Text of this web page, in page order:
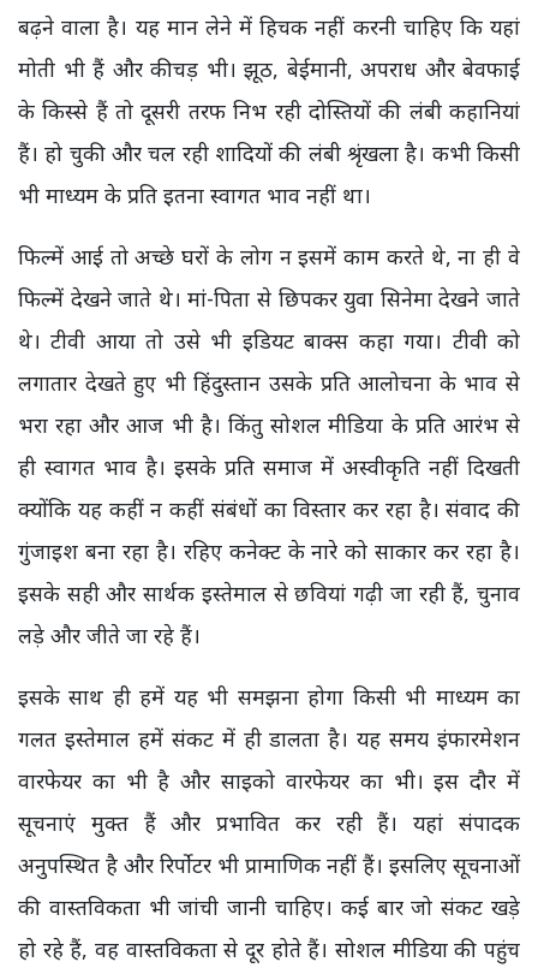
बढ़ने वाला है। यह मान लेने में हिचक नहीं करनी चाहिए कि यहां
मोती भी हैं और कीचड़ भी। झूठ, बेईमानी, अपराध और बेवफाई
के किस्से हैं तो दूसरी तरफ निभ रही दोस्तियों की लंबी कहानियां
हैं। हो चुकी और चल रही शादियों की लंबी श्रृंखला है। कभी किसी
भी माध्यम के प्रति इतना स्वागत भाव नहीं था।
फिल्में आई तो अच्छे घरों के लोग न इसमें काम करते थे, ना ही वे
फिल्में देखने जाते थे। मां-पिता से छिपकर युवा सिनेमा देखने जाते
थे। टीवी आया तो उसे भी इडियट बाक्स कहा गया। टीवी को
लगातार देखते हुए भी हिंदुस्तान उसके प्रति आलोचना के भाव से
भरा रहा और आज भी है। किंतु सोशल मीडिया के प्रति आरंभ से
ही स्वागत भाव है। इसके प्रति समाज में अस्वीकृति नहीं दिखती
क्योंकि यह कहीं न कहीं संबंधों का विस्तार कर रहा है। संवाद की
गुंजाइश बना रहा है। रहिए कनेक्ट के नारे को साकार कर रहा है।
इसके सही और सार्थक इस्तेमाल से छवियां गढ़ी जा रही हैं, चुनाव
लड़े और जीते जा रहे हैं।
इसके साथ ही हमें यह भी समझना होगा किसी भी माध्यम का
गलत इस्तेमाल हमें संकट में ही डालता है। यह समय इंफारमेशन
वारफेयर का भी है और साइको वारफेयर का भी। इस दौर में
सूचनाएं मुक्त हैं और प्रभावित कर रही हैं। यहां संपादक
अनुपस्थित है और रिर्पोटर भी प्रामाणिक नहीं हैं। इसलिए सूचनाओं
की वास्तविकता भी जांची जानी चाहिए। कई बार जो संकट खड़े
हो रहे हैं, वह वास्तविकता से दूर होते हैं। सोशल मीडिया की पहुंच